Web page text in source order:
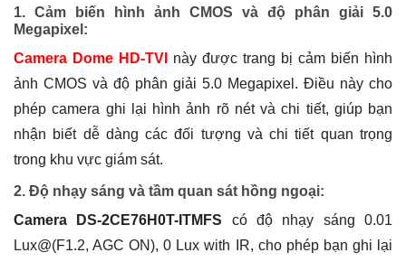
1. Cảm biến hình ảnh CMOS và độ phân giải 5.0
Megapixel:
Camera Dome HD-TVI
này được trang bị cảm biến hình
ảnh CMOS và độ phân giải 5.0 Megapixel. Điều này cho
phép camera ghi lại hình ảnh rõ nét và chi tiết, giúp bạn
nhận biết dễ dàng các đối tượng và chi tiết quan trọng
trong khu vực giám sát.
2. Độ nhạy sáng và tầm quan sát hồng ngoại:
Camera DS-2CE76H0T-ITMFS có độ nhạy sáng 0.01
Lux@(F1.2, AGC ON), 0 Lux with IR, cho phép bạn ghi lại